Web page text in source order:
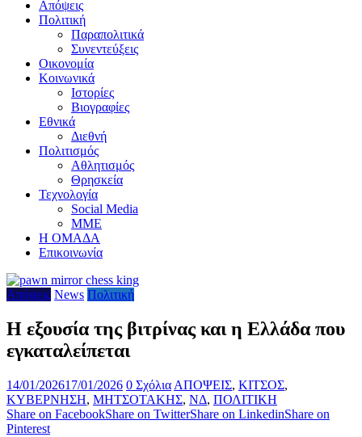
Απόψεις
Πολιτική
Παραπολιτικά
Συνεντεύξεις
Οικονομία
Κοινωνικά
Ιστορίες
Βιογραφίες
Εθνικά
Διεθνή
Πολιτισμός
Αθλητισμός
Θρησκεία
Τεχνολογία
Social Media
ΜΜΕ
Η ΟΜΑΔΑ
Επικοινωνία
Απόψεις News Πολιτική
Η εξουσία της βιτρίνας και η Ελλάδα που
εγκαταλείπεται
14/01/202617/01/2026 0 Σχόλια ΑΠΟΨΕΙΣ, ΚΙΤΣΟΣ,
ΚΥΒΕΡΝΗΣΗ, ΜΗΤΣΟΤΑΚΗΣ, ΝΔ, ΠΟΛΙΤΙΚΗ
Share on FacebookShare on TwitterShare on LinkedinShare on
Pinterest